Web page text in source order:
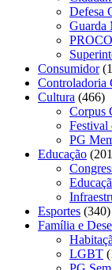
Defesa
Guarda
Consumidor
Controladoria
Cultura (466)
Corpus
Festival
PG
Educação
Esportes (340)
Família e
LGBT